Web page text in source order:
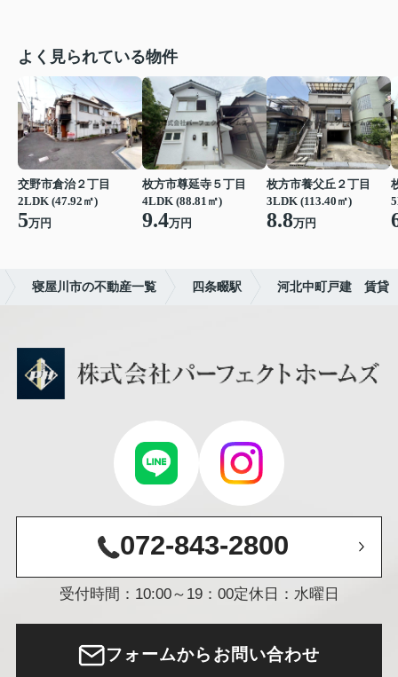
よく見られている物件
交野市倉治２丁目
2LDK (47.92㎡)
5万円
枚方市尊延寺５丁目
4LDK (88.81㎡)
9.4万円
枚方市養父丘２丁目
3LDK (113.40㎡)
8.8万円
寝屋川市の不動産一覧 四条畷駅 河北中町戸建 賃貸
072-843-2800
受付時間：10:00～19：00定休日：水曜日
フォームからお問い合わせ